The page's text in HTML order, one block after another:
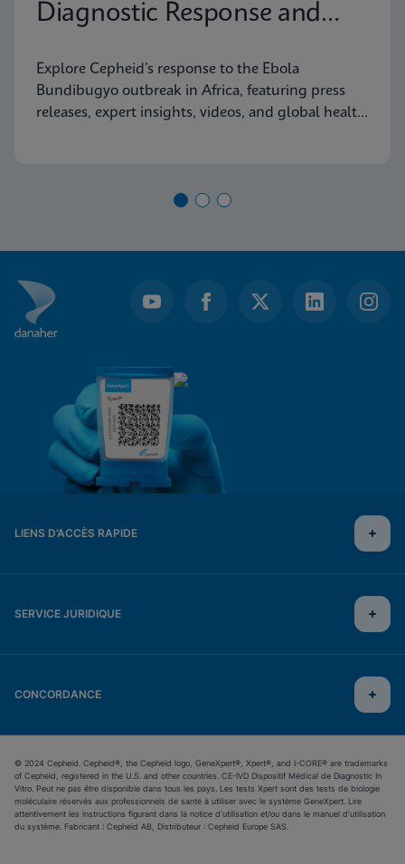
Diagnostic Response and
Explore Cepheid’s response to the Ebola
Bundibugyo outbreak in Africa, featuring press
releases, expert insights, videos, and global health
LIENS D’ACCÈS RAPIDE
SERVICE JURIDIQUE
CONCORDANCE
© 2024 Cepheid. Cepheid®, the Cepheid logo, GeneXpert®, Xpert®, and I-CORE® are trademarks
of Cepheid, registered in the U.S. and other countries. CE-IVD Dispositif Médical de Diagnostic In
Vitro. Peut ne pas être disponible dans tous les pays. Les tests Xpert sont des tests de biologie
moléculaire réservés aux professionnels de santé à utiliser avec le système GeneXpert. Lire
attentivement les instructions figurant dans la notice d’utilisation et/ou dans le manuel d’utilisation
du système. Fabricant : Cepheid AB, Distributeur : Cepheid Europe SAS.